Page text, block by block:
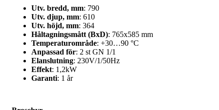
Utv. bredd, mm: 790
Utv. djup, mm: 610
Utv. höjd, mm: 364
Håltagningsmått (BxD): 765x585 mm
Temperaturområde: +30…90 °C
Anpassad för: 2 st GN 1/1
Elanslutning: 230V/1/50Hz
Effekt: 1,2kW
Garanti: 1 år